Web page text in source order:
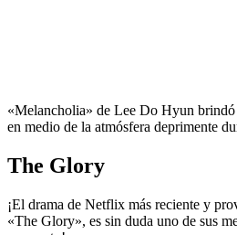
«Melancholia» de Lee Do Hyun brindó
en medio de la atmósfera deprimente
The Glory
¡El drama de Netflix más reciente y
«The Glory», es sin duda uno de sus